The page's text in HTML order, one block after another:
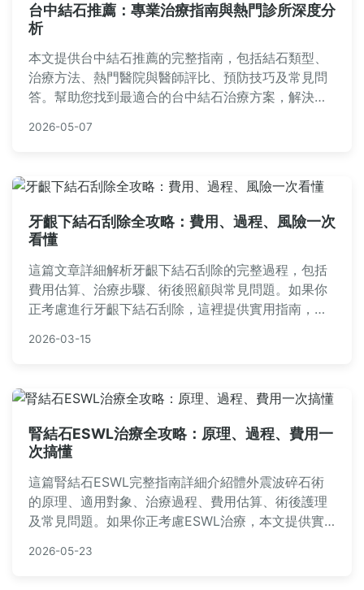
台中結石推薦：專業治療指南與熱門診所深度分
析
本文提供台中結石推薦的完整指南，包括結石類型、
治療方法、熱門醫院與醫師評比、預防技巧及常見問
答。幫助您找到最適合的台中結石治療方案，解決腎
免AI生成痕跡。
2026-05-07
牙齦下結石刮除全攻略：費用、過程、風險一次
看懂
這篇文章詳細解析牙齦下結石刮除的完整過程，包括
費用估算、治療步驟、術後照顧與常見問題。如果你
正考慮進行牙齦下結石刮除，這裡提供實用指南，幫
經驗與專業知識，避免空洞理論，直接解決用戶疑
2026-03-15
腎結石ESWL治療全攻略：原理、過程、費用一
次搞懂
這篇腎結石ESWL完整指南詳細介紹體外震波碎石術
的原理、適用對象、治療過程、費用估算、術後護理
及常見問題。如果你正考慮ESWL治療，本文提供實
定。
2026-05-23